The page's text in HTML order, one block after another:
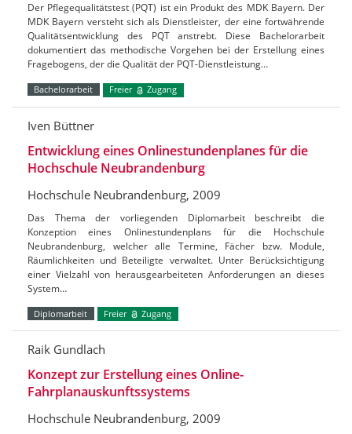
Der Pflegequalitätstest (PQT) ist ein Produkt des MDK Bayern. Der
MDK Bayern versteht sich als Dienstleister, der eine fortwährende
Qualitätsentwicklung des PQT anstrebt. Diese Bachelorarbeit
dokumentiert das methodische Vorgehen bei der Erstellung eines
Fragebogens, der die Qualität der PQT-Dienstleistung…
Bachelorarbeit Freier Zugang
Iven Büttner
Entwicklung eines Onlinestundenplanes für die
Hochschule Neubrandenburg
Hochschule Neubrandenburg, 2009
Das Thema der vorliegenden Diplomarbeit beschreibt die
Konzeption eines Onlinestundenplans für die Hochschule
Neubrandenburg, welcher alle Termine, Fächer bzw. Module,
Räumlichkeiten und Beteiligte verwaltet. Unter Berücksichtigung
einer Vielzahl von herausgearbeiteten Anforderungen an dieses
System…
Diplomarbeit Freier Zugang
Raik Gundlach
Konzept zur Erstellung eines Online-
Fahrplanauskunftssystems
Hochschule Neubrandenburg, 2009